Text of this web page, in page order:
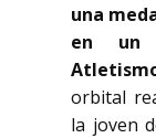
una
en un
orbital
la joven